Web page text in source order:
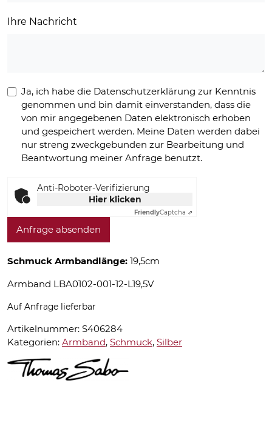
Ihre Nachricht
Ja, ich habe die Datenschutzerklärung zur Kenntnis
genommen und bin damit einverstanden, dass die
von mir angegebenen Daten elektronisch erhoben
und gespeichert werden. Meine Daten werden dabei
nur streng zweckgebunden zur Bearbeitung und
Beantwortung meiner Anfrage benutzt.
Anti-Roboter-Verifizierung
Hier klicken
FriendlyCaptcha ⇗
Anfrage absenden
Schmuck Armbandlänge: 19,5cm
Armband LBA0102-001-12-L19,5V
Auf Anfrage lieferbar
Artikelnummer: S406284
Kategorien: Armband, Schmuck, Silber